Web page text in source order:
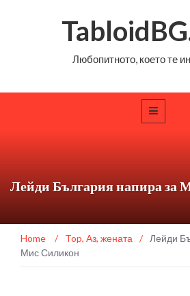
Любопитното, което те
Лейди България напира за
Home / Top, Аз, жената /
Лейди
Мис Силикон